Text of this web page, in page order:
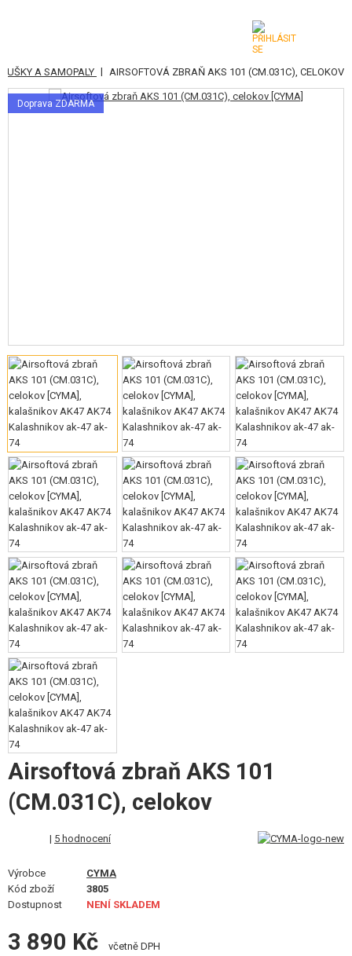
KATEGORIE
AIRSOFTOVÉ ZBRANĚ
VÝSTROJ, UNIFORMY, POUZDRA
MASKOVÁNÍ, BARVY, PÁSKY
VYSÍLAČKY, HEADSETY, KAMERY
DOPLŇKY KE ZBRANÍM, POPRUHY
NÁHRADNÍ DÍLY, UPGRADE
SERVIS A ÚDRŽBA ZBRANÍ
SEBEOBRANA, VÝCVIK, NOŽE
TERČE, STŘELNICE
OUTDOOR A BUSHCRAFT
JÍDLO
STAVEBNICE, MODELY
REKLAMNÍ PŘEDMĚTY
KONTAKT
A SAMOPALY | AIRSOFTOVÁ ZBRAŇ AKS 101 (CM.031C), CELOKOV
Doprava ZDARMA
Airsoftová zbraň AKS 101
(CM.031C), celokov
| 5 hodnocení
Výrobce
CYMA
Kód zboží
3805
Dostupnost
NENÍ SKLADEM
3 890 Kč včetně DPH